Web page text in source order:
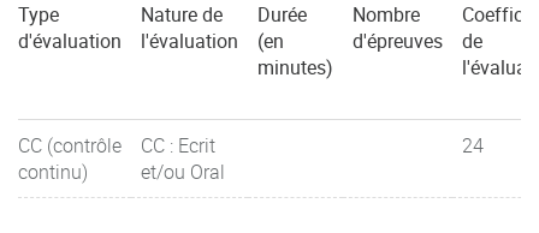
Type
d'évaluation
Nature de
l'évaluation
Durée
(en
minutes)
Nombre
d'épreuves
de
CC (contrôle
continu)
CC : Ecrit
et/ou Oral
24